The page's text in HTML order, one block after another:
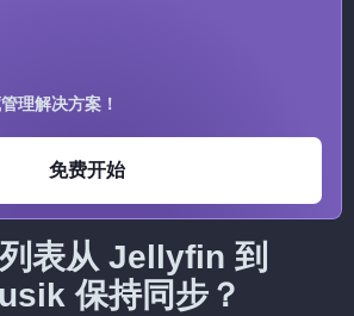
理解决方案！
免费开始
表从 Jellyfin 到
保持同步？